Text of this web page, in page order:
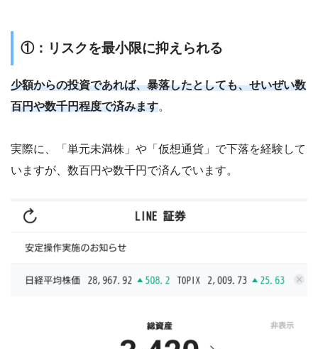
①：リスクを最小限に抑えられる
少額からの投資であれば、暴落したとしても、せいぜい数
百円や数千円程度で済みます。
実際に、「単元未満株」や「仮想通貨」で下落を経験して
いますが、数百円や数千円で済んでいます。